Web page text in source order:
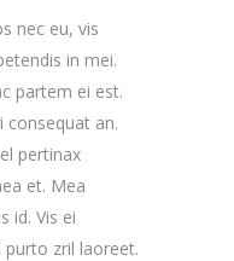
nec eu, vis
in mei.
partem ei est.
consequat an.
pertinax
et. Mea
id. Vis ei
purto zril laoreet.